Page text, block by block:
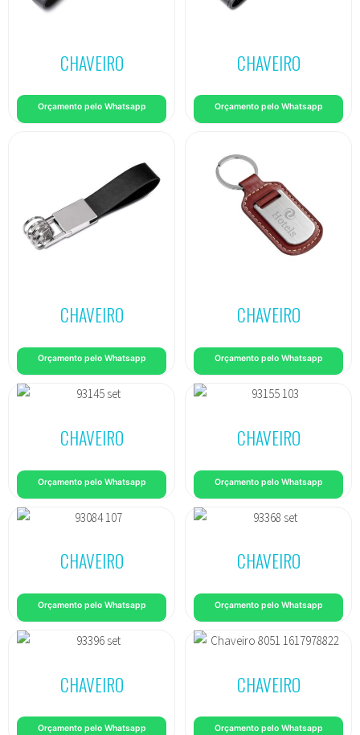
CHAVEIRO
Orçamento pelo Whatsapp
CHAVEIRO
Orçamento pelo Whatsapp
CHAVEIRO
Orçamento pelo Whatsapp
CHAVEIRO
Orçamento pelo Whatsapp
CHAVEIRO
Orçamento pelo Whatsapp
CHAVEIRO
Orçamento pelo Whatsapp
CHAVEIRO
Orçamento pelo Whatsapp
CHAVEIRO
Orçamento pelo Whatsapp
CHAVEIRO
Orçamento pelo Whatsapp
CHAVEIRO
Orçamento pelo Whatsapp